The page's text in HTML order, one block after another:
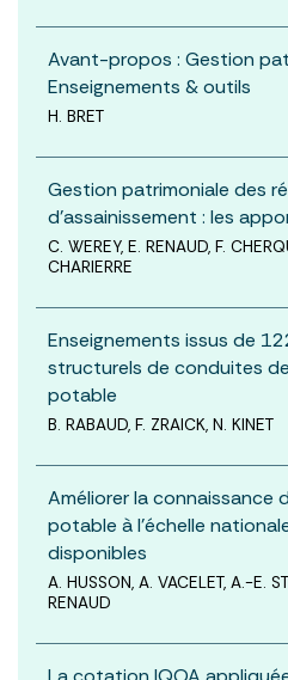
Avant-propos : Gestion
Enseignements & outils
H. BRET
Gestion patrimoniale des
d’assainissement : les
C. WEREY, E. RENAUD, F.
CHARIERRE
Enseignements issus de
structurels de conduites
potable
B. RABAUD, F. ZRAICK, N. KINET
Améliorer la connaissance
potable à l’échelle
disponibles
A. HUSSON, A. VACELET, A.-E.
RENAUD